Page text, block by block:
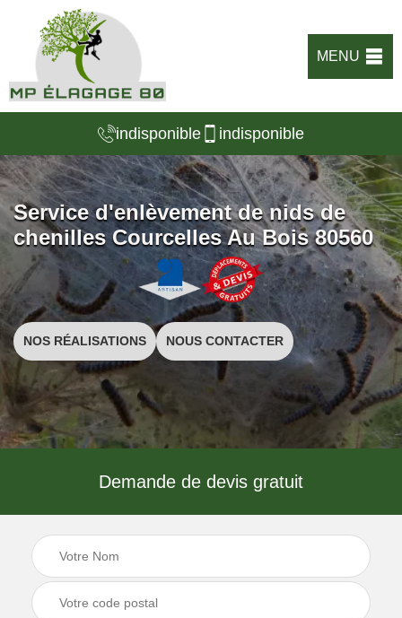
MENU
indisponible indisponible
Service d'enlèvement de nids de
chenilles Courcelles Au Bois 80560
NOS RÉALISATIONS NOUS CONTACTER
Demande de devis gratuit